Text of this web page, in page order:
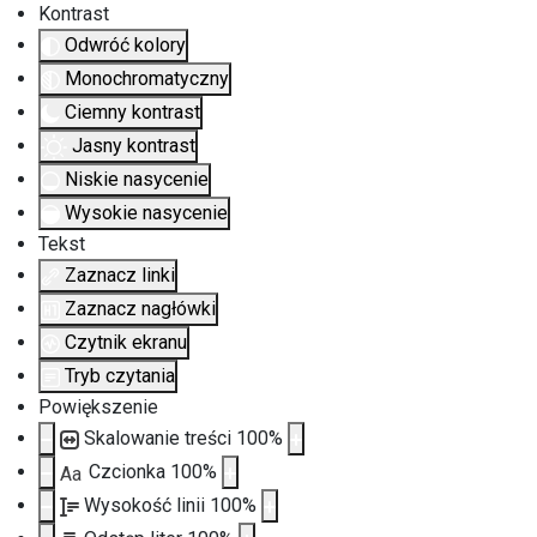
Kontrast
Odwróć kolory
Monochromatyczny
Ciemny kontrast
Jasny kontrast
Niskie nasycenie
Wysokie nasycenie
Tekst
Zaznacz linki
Zaznacz nagłówki
Czytnik ekranu
Tryb czytania
Powiększenie
Skalowanie treści 100%
Aa Czcionka 100%
Wysokość linii 100%